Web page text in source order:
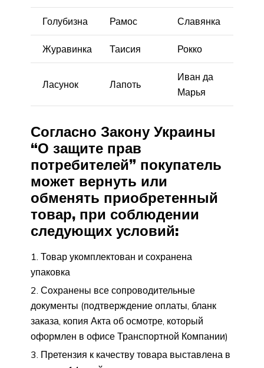
Голубизна Рамос Славянка
Журавинка Таисия Рокко
Ласунок Лапоть
Иван да
Марья
Согласно Закону Украины
“О защите прав
потребителей” покупатель
может вернуть или
обменять приобретенный
товар, при соблюдении
следующих условий:
Товар укомплектован и сохранена
упаковка
Сохранены все сопроводительные
документы (подтверждение оплаты, бланк
заказа, копия Акта об осмотре, который
оформлен в офисе Транспортной Компании)
Претензия к качеству товара выставлена в